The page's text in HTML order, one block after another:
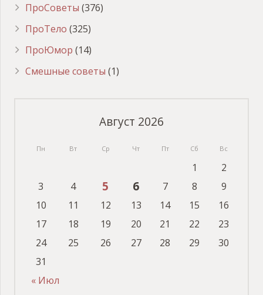
ПроСоветы (376)
ПроТело (325)
ПроЮмор (14)
Смешные советы (1)
Август 2026
Пн Вт Ср Чт Пт Сб Вс
« Июл
1
2
3
4 5 6 7 8
9
10
11 12 13 14 15
16
17
18 19 20 21 22
23
24
25 26 27 28 29
30
31